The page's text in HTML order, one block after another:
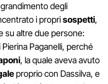
degli
i proprisospetti,
su altre due persone:
Pierina Paganelli, perché
, la quale aveva avuto
proprio con Dassilva, e